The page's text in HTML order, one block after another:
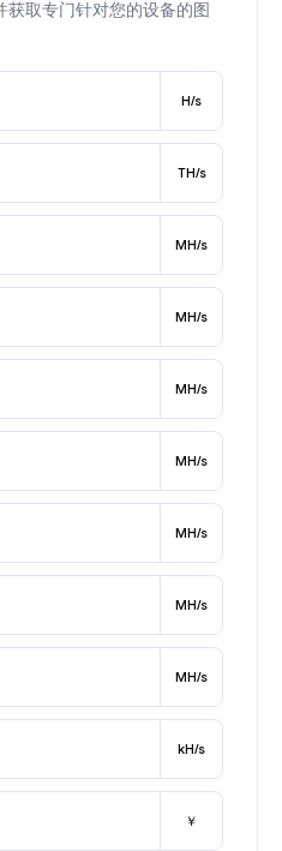
获取专门针对您的设备的图
H/s
TH/s
MH/s
MH/s
MH/s
MH/s
MH/s
MH/s
MH/s
kH/s
￥